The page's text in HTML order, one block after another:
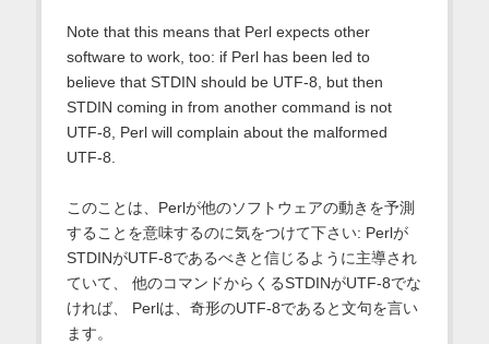
Note that this means that Perl expects other
software to work, too: if Perl has been led to
believe that STDIN should be UTF-8, but then
STDIN coming in from another command is not
UTF-8, Perl will complain about the malformed
UTF-8.
このことは、Perlが他のソフトウェアの動きを予測
することを意味するのに気をつけて下さい: Perlが
STDINがUTF-8であるべきと信じるように主導され
ていて、 他のコマンドからくるSTDINがUTF-8でな
ければ、 Perlは、奇形のUTF-8であると文句を言い
ます。